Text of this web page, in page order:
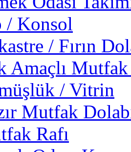
/ Konsol
/ Fırın
Amaçlı Mutfak
/ Vitrin
Mutfak
Rafı